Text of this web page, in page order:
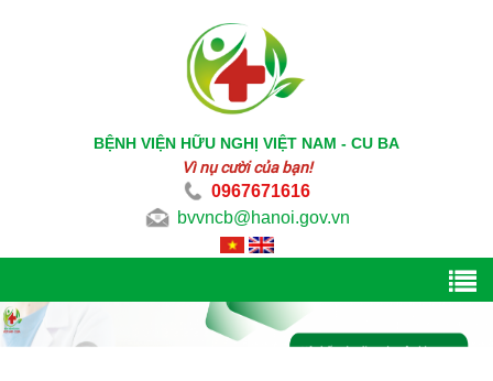
BỆNH VIỆN HỮU NGHỊ VIỆT NAM - CU BA
Vì nụ cười của bạn!
0967671616
bvvncb@hanoi.gov.vn